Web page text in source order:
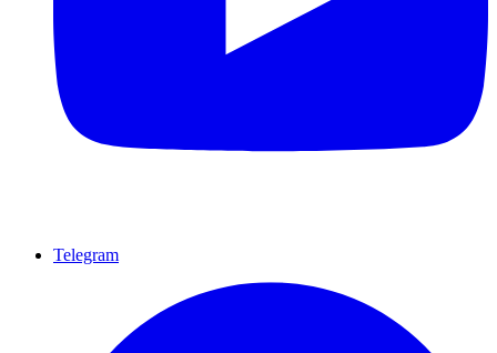
Telegram